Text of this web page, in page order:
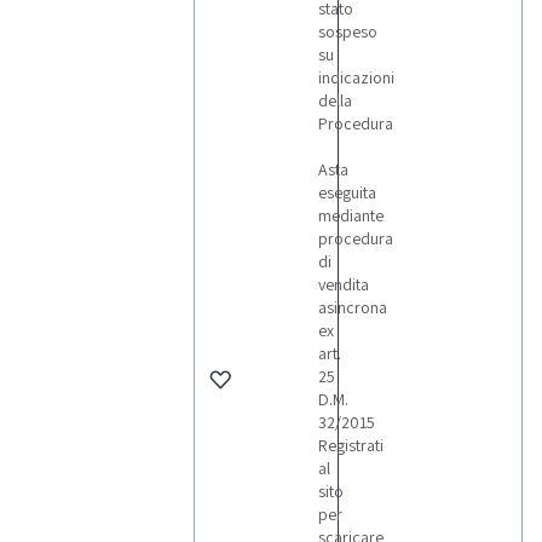
stato
sospeso
su
indicazioni
della
Procedura
Asta
eseguita
mediante
procedura
di
vendita
asincrona
ex
art.
25
D.M.
32/2015
Registrati
al
sito
per
scaricare